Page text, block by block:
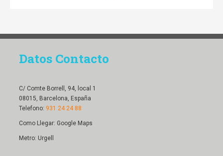
Datos Contacto
C/ Comte Borrell, 94, local 1
08015, Barcelona, España
Telefono: 931 24 24 88
Como Llegar: Google Maps
Metro: Urgell